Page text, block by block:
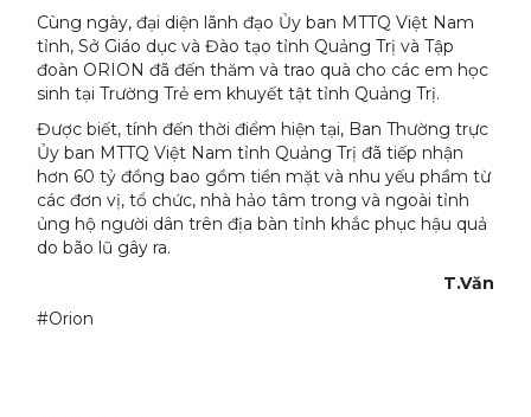
Cùng ngày, đại diện lãnh đạo Ủy ban MTTQ Việt Nam
tỉnh, Sở Giáo dục và Đào tạo tỉnh Quảng Trị và Tập
đoàn ORION đã đến thăm và trao quà cho các em học
sinh tại Trường Trẻ em khuyết tật tỉnh Quảng Trị.
Được biết, tính đến thời điểm hiện tại, Ban Thường trực
Ủy ban MTTQ Việt Nam tỉnh Quảng Trị đã tiếp nhận
hơn 60 tỷ đồng bao gồm tiền mặt và nhu yếu phầm từ
các đơn vị, tổ chức, nhà hảo tâm trong và ngoài tỉnh
ủng hộ người dân trên địa bàn tỉnh khắc phục hậu quả
do bão lũ gây ra.
T.Văn
#Orion